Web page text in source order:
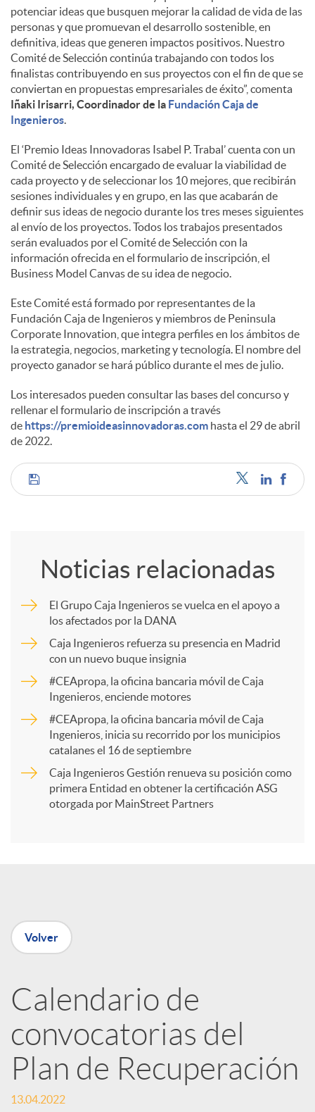
potenciar ideas que busquen mejorar la calidad de vida de las
personas y que promuevan el desarrollo sostenible, en
definitiva, ideas que generen impactos positivos. Nuestro
Comité de Selección continúa trabajando con todos los
finalistas contribuyendo en sus proyectos con el fin de que se
conviertan en propuestas empresariales de éxito”, comenta
Iñaki Irisarri, Coordinador de la Fundación Caja de
Ingenieros.
El ‘Premio Ideas Innovadoras Isabel P. Trabal’ cuenta con un
Comité de Selección encargado de evaluar la viabilidad de
cada proyecto y de seleccionar los 10 mejores, que recibirán
sesiones individuales y en grupo, en las que acabarán de
definir sus ideas de negocio durante los tres meses siguientes
al envío de los proyectos. Todos los trabajos presentados
serán evaluados por el Comité de Selección con la
información ofrecida en el formulario de inscripción, el
Business Model Canvas de su idea de negocio.
Este Comité está formado por representantes de la
Fundación Caja de Ingenieros y miembros de Peninsula
Corporate Innovation, que integra perfiles en los ámbitos de
la estrategia, negocios, marketing y tecnología. El nombre del
proyecto ganador se hará público durante el mes de julio.
Los interesados pueden consultar las bases del concurso y
rellenar el formulario de inscripción a través
de https://premioideasinnovadoras.com hasta el 29 de abril
de 2022.
C
m
p
a
r
t
n
R
e
d
Noticias relacionadas
El Grupo Caja Ingenieros se vuelca en el apoyo a
los afectados por la DANA
Caja Ingenieros refuerza su presencia en Madrid
con un nuevo buque insignia
#CEApropa, la oficina bancaria móvil de Caja
Ingenieros, enciende motores
#CEApropa, la oficina bancaria móvil de Caja
Ingenieros, inicia su recorrido por los municipios
catalanes el 16 de septiembre
Caja Ingenieros Gestión renueva su posición como
primera Entidad en obtener la certificación ASG
otorgada por MainStreet Partners
Volver
Calendario de
convocatorias del
Plan de Recuperación
13.04.2022